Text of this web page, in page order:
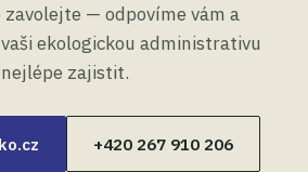
zavolejte — odpovíme vám a
ekologickou administrativu
nejlépe zajistit.
+420 267 910 206